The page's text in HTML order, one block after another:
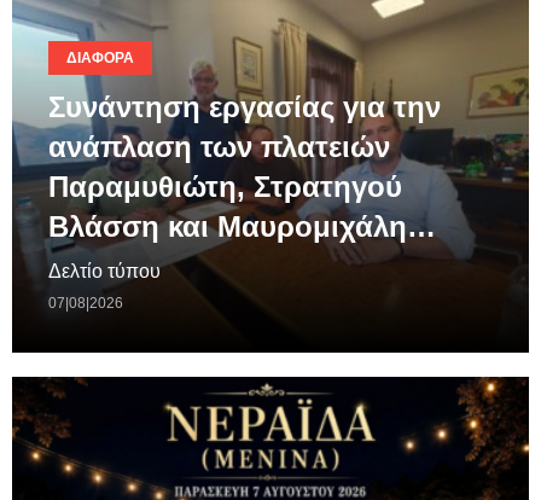
ΔΙΆΦΟΡΑ
Συνάντηση εργασίας για την
ανάπλαση των πλατειών
Παραμυθιώτη, Στρατηγού
Βλάσση και Μαυρομιχάλη…
Δελτίο τύπου
07|08|2026